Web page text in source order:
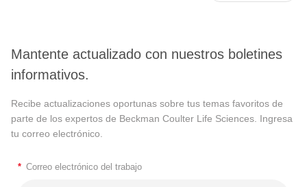
Mantente actualizado con nuestros boletines
informativos.
Recibe actualizaciones oportunas sobre tus temas favoritos de
parte de los expertos de Beckman Coulter Life Sciences. Ingresa
tu correo electrónico.
* Correo electrónico del trabajo